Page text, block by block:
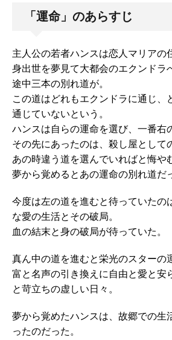
「運命」のあらすじ
主人公の若者ハンスは恋人マリアの
身出世を夢見て大都会のエクンドラ
途中三本の別れ道が。
この道はどれもエクンドラに通じ、
通じていないという。
ハンスは自らの運命を選び、一番右
その先にあったのは、殺し屋として
あの時違う道を選んでいればと悔や
夢から覚めるとあの運命の別れ道だ
今度は左の道を進むと待っていたの
な愛の生活とその破局。
血の結末と身の破局が待っていた。
真ん中の道を進むと栄光のスターの
富と名声の引き換えに自由と愛と安
と苛立ちの虚しい日々。
夢から覚めたハンスは、故郷での生
ったのだった。